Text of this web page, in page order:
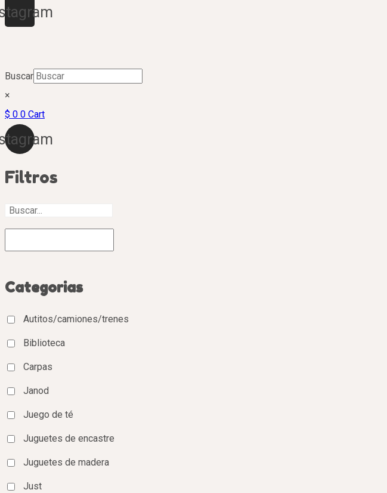
Buscar
×
$ 0 0 Cart
Filtros
Categorias
Autitos/camiones/trenes
Biblioteca
Carpas
Janod
Juego de té
Juguetes de encastre
Juguetes de madera
Just